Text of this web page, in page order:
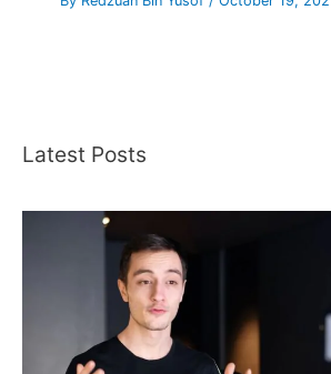
Latest Posts